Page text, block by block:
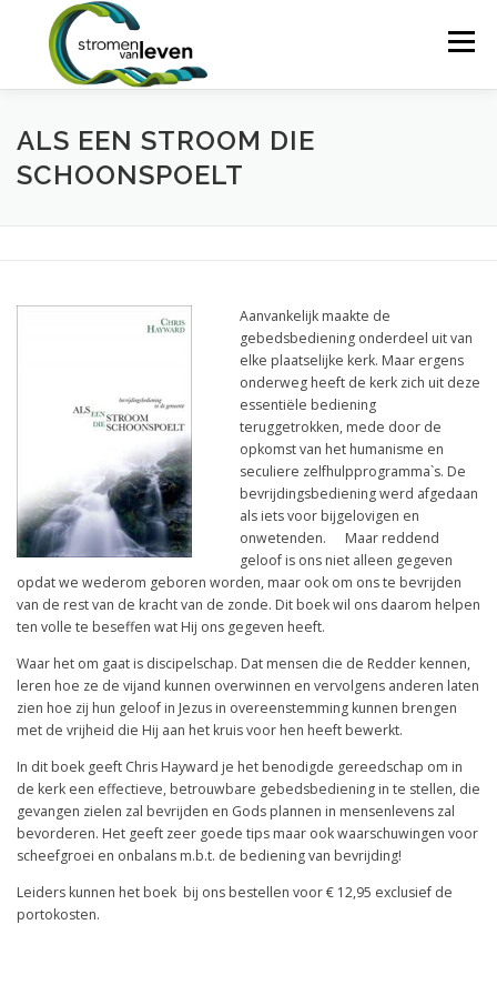
Menu
HOME WIE WIJ ZIJN BASISCURSUS
ALS EEN STROOM DIE
SCHOONSPOELT
Aanvankelijk maakte de
gebedsbediening onderdeel uit van
elke plaatselijke kerk. Maar ergens
onderweg heeft de kerk zich uit deze
essentiële bediening
teruggetrokken, mede door de
opkomst van het humanisme en
seculiere zelfhulpprogramma`s. De
bevrijdingsbediening werd afgedaan
als iets voor bijgelovigen en
onwetenden. Maar reddend
geloof is ons niet alleen gegeven
opdat we wederom geboren worden, maar ook om ons te bevrijden
van de rest van de kracht van de zonde. Dit boek wil ons daarom helpen
ten volle te beseffen wat Hij ons gegeven heeft.
Waar het om gaat is discipelschap. Dat mensen die de Redder kennen,
leren hoe ze de vijand kunnen overwinnen en vervolgens anderen laten
zien hoe zij hun geloof in Jezus in overeenstemming kunnen brengen
met de vrijheid die Hij aan het kruis voor hen heeft bewerkt.
In dit boek geeft Chris Hayward je het benodigde gereedschap om in
de kerk een effectieve, betrouwbare gebedsbediening in te stellen, die
gevangen zielen zal bevrijden en Gods plannen in mensenlevens zal
bevorderen. Het geeft zeer goede tips maar ook waarschuwingen voor
scheefgroei en onbalans m.b.t. de bediening van bevrijding!
Leiders kunnen het boek bij ons bestellen voor € 12,95 exclusief de
portokosten.